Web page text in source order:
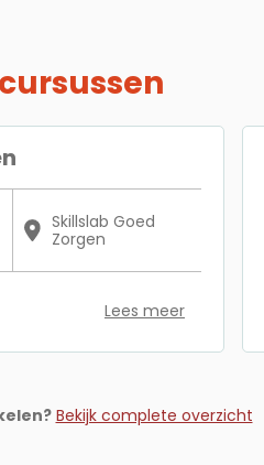
Skillslab Goed
Zorgen
Lees meer
Bekijk complete overzicht